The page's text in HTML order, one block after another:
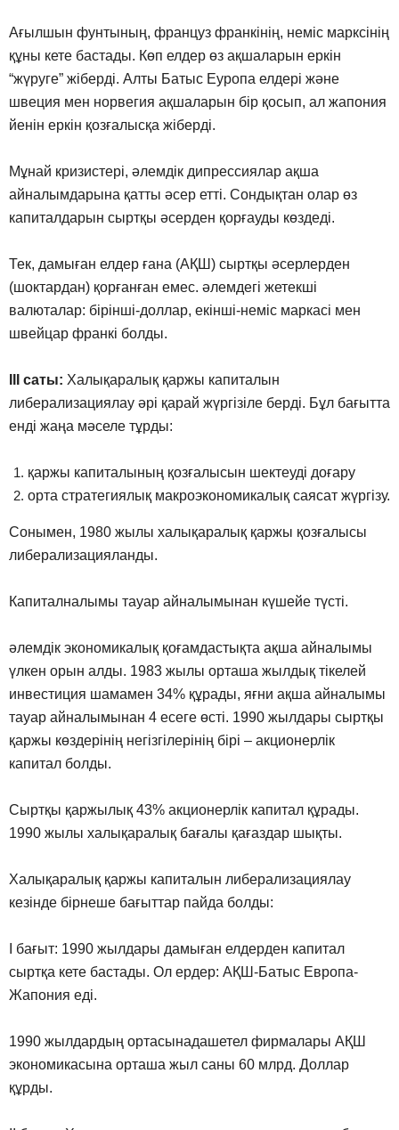
Ағылшын фунтының, француз франкінің, неміс марксінің
құны кете бастады. Көп елдер өз ақшаларын еркін
“жүруге” жіберді. Алты Батыс Еуропа елдері және
швеция мен норвегия ақшаларын бір қосып, ал жапония
йенін еркін қозғалысқа жіберді.
Мұнай кризистері, әлемдік дипрессиялар ақша
айналымдарына қатты әсер етті. Сондықтан олар өз
капиталдарын сыртқы әсерден қорғауды көздеді.
Тек, дамыған елдер ғана (АҚШ) сыртқы әсерлерден
(шоктардан) қорғанған емес. әлемдегі жетекші
валюталар: бірінші-доллар, екінші-неміс маркасі мен
швейцар франкі болды.
III саты: Халықаралық қаржы капиталын
либерализациялау әрі қарай жүргізіле берді. Бұл бағытта
енді жаңа мәселе тұрды:
қаржы капиталының қозғалысын шектеуді доғару
орта стратегиялық макроэкономикалық саясат жүргізу.
Сонымен, 1980 жылы халықаралық қаржы қозғалысы
либерализацияланды.
Капиталналымы тауар айналымынан күшейе түсті.
әлемдік экономикалық қоғамдастықта ақша айналымы
үлкен орын алды. 1983 жылы орташа жылдық тікелей
инвестиция шамамен 34% құрады, яғни ақша айналымы
тауар айналымынан 4 есеге өсті. 1990 жылдары сыртқы
қаржы көздерінің негізгілерінің бірі – акционерлік
капитал болды.
Сыртқы қаржылық 43% акционерлік капитал құрады.
1990 жылы халықаралық бағалы қағаздар шықты.
Халықаралық қаржы капиталын либерализациялау
кезінде бірнеше бағыттар пайда болды:
I бағыт: 1990 жылдары дамыған елдерден капитал
сыртқа кете бастады. Ол ердер: АҚШ-Батыс Европа-
Жапония еді.
1990 жылдардың ортасынадашетел фирмалары АҚШ
экономикасына орташа жыл саны 60 млрд. Доллар
құрды.